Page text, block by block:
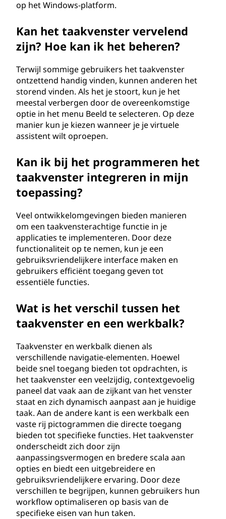
op het Windows-platform.
Kan het taakvenster vervelend
zijn? Hoe kan ik het beheren?
Terwijl sommige gebruikers het taakvenster
ontzettend handig vinden, kunnen anderen het
storend vinden. Als het je stoort, kun je het
meestal verbergen door de overeenkomstige
optie in het menu Beeld te selecteren. Op deze
manier kun je kiezen wanneer je je virtuele
assistent wilt oproepen.
Kan ik bij het programmeren het
taakvenster integreren in mijn
toepassing?
Veel ontwikkelomgevingen bieden manieren
om een taakvensterachtige functie in je
applicaties te implementeren. Door deze
functionaliteit op te nemen, kun je een
gebruiksvriendelijkere interface maken en
gebruikers efficiënt toegang geven tot
essentiële functies.
Wat is het verschil tussen het
taakvenster en een werkbalk?
Taakvenster en werkbalk dienen als
verschillende navigatie-elementen. Hoewel
beide snel toegang bieden tot opdrachten, is
het taakvenster een veelzijdig, contextgevoelig
paneel dat vaak aan de zijkant van het venster
staat en zich dynamisch aanpast aan je huidige
taak. Aan de andere kant is een werkbalk een
vaste rij pictogrammen die directe toegang
bieden tot specifieke functies. Het taakvenster
onderscheidt zich door zijn
aanpassingsvermogen en bredere scala aan
opties en biedt een uitgebreidere en
gebruiksvriendelijkere ervaring. Door deze
verschillen te begrijpen, kunnen gebruikers hun
workflow optimaliseren op basis van de
specifieke eisen van hun taken.